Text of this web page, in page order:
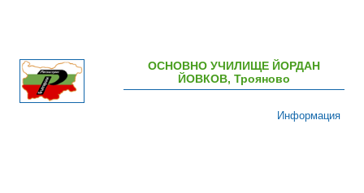
ОСНОВНО УЧИЛИЩЕ ЙОРДАН
ЙОВКОВ, Трояново
Информация